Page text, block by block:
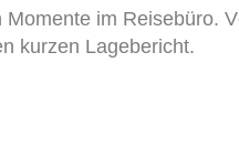
im Reisebüro.
kurzen Lagebericht.